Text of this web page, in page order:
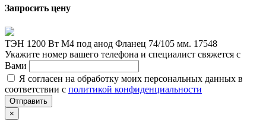
Запросить цену
ТЭН 1200 Вт М4 под анод Фланец 74/105 мм. 17548
Укажите номер вашего телефона и специалист свяжется с
Вами
Я согласен на обработку моих персональных данных в
соответствии с политикой конфиденциальности
Отправить
×